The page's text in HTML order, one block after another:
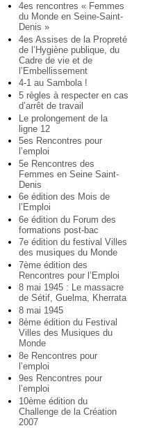
4es rencontres « Femmes
du Monde en Seine-Saint-
Denis »
4es Assises de la Propreté
de l’Hygiène publique, du
Cadre de vie et de
l’Embellissement
4-1 au Sambola !
5 règles à respecter en cas
d’arrêt de travail
Le prolongement de la
ligne 12
5es Rencontres pour
l’emploi
5e Rencontres des
Femmes en Seine Saint-
Denis
6e édition des Mois de
l’Emploi
6e édition du Forum des
formations post-bac
7e édition du festival Villes
des musiques du Monde
7ème édition des
Rencontres pour l’Emploi
8 mai 1945 : Le massacre
de Sétif, Guelma, Kherrata
8 mai 1945
8ème édition du Festival
Villes des Musiques du
Monde
8e Rencontres pour
l’emploi
9es Rencontres pour
l’emploi
10ème édition du
Challenge de la Création
2007